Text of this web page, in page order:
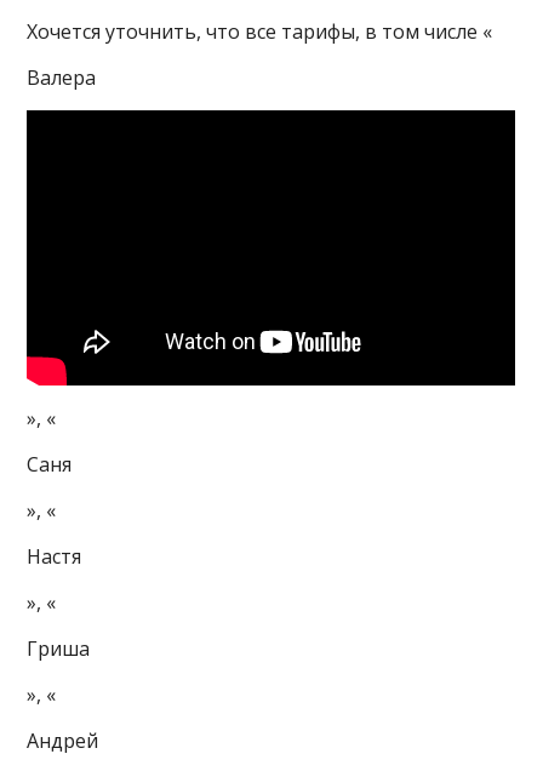
Хочется уточнить, что все тарифы, в том числе «
Валера
», «
Саня
», «
Настя
», «
Гриша
», «
Андрей